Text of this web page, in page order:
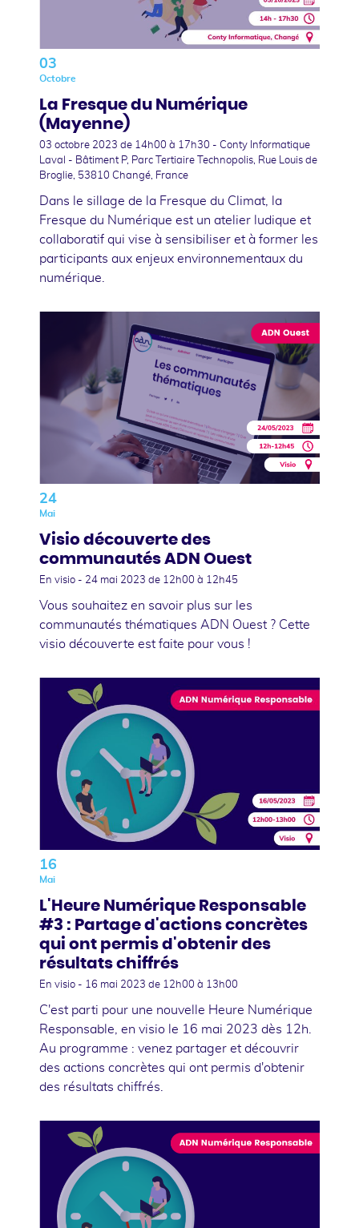
03
Octobre
La Fresque du Numérique
(Mayenne)
03 octobre 2023 de 14h00 à 17h30 - Conty Informatique
Laval - Bâtiment P, Parc Tertiaire Technopolis, Rue Louis de
Broglie, 53810 Changé, France
Dans le sillage de la Fresque du Climat, la
Fresque du Numérique est un atelier ludique et
collaboratif qui vise à sensibiliser et à former les
participants aux enjeux environnementaux du
numérique.
24
Mai
Visio découverte des
communautés ADN Ouest
En visio - 24 mai 2023 de 12h00 à 12h45
Vous souhaitez en savoir plus sur les
communautés thématiques ADN Ouest ? Cette
visio découverte est faite pour vous !
16
Mai
L'Heure Numérique Responsable
#3 : Partage d'actions concrètes
qui ont permis d'obtenir des
résultats chiffrés
En visio - 16 mai 2023 de 12h00 à 13h00
C'est parti pour une nouvelle Heure Numérique
Responsable, en visio le 16 mai 2023 dès 12h.
Au programme : venez partager et découvrir
des actions concrètes qui ont permis d'obtenir
des résultats chiffrés.